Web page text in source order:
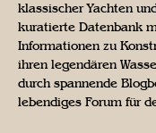
klassischer Yachten
kuratierte Datenbank
Informationen zu
ihren legendären
durch spannende
lebendiges Forum für